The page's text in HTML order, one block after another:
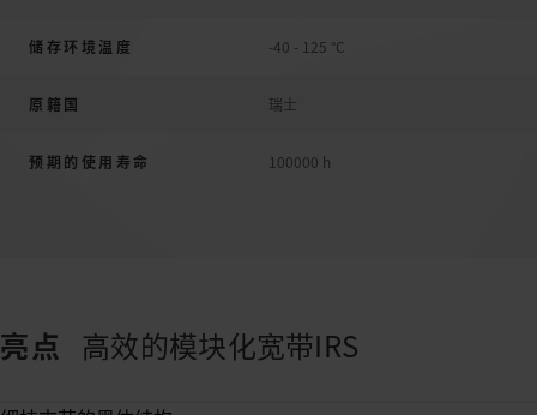
储存环境温度 -40 - 125 °C
原籍国 瑞士
预期的使用寿命 100000 h
亮点 高效的模块化宽带IRS